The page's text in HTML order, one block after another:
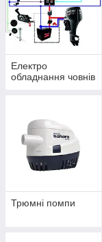
Електро
обладнання човнів
Трюмні помпи